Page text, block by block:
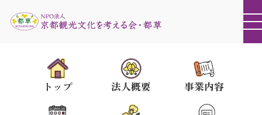
トップ 法人概要 事業内容